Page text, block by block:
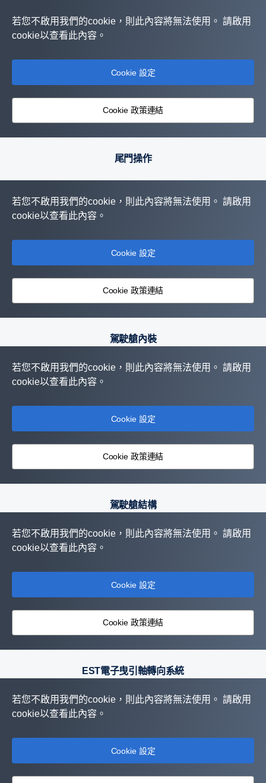
若您不啟用我們的cookie，則此內容將無法使用。 請啟用
cookie以查看此內容。
Cookie 設定
Cookie 政策連結
尾門操作
若您不啟用我們的cookie，則此內容將無法使用。 請啟用
cookie以查看此內容。
Cookie 設定
Cookie 政策連結
駕駛艙內裝
若您不啟用我們的cookie，則此內容將無法使用。 請啟用
cookie以查看此內容。
Cookie 設定
Cookie 政策連結
駕駛艙結構
若您不啟用我們的cookie，則此內容將無法使用。 請啟用
cookie以查看此內容。
Cookie 設定
Cookie 政策連結
EST電子曳引軸轉向系統
若您不啟用我們的cookie，則此內容將無法使用。 請啟用
cookie以查看此內容。
Cookie 設定